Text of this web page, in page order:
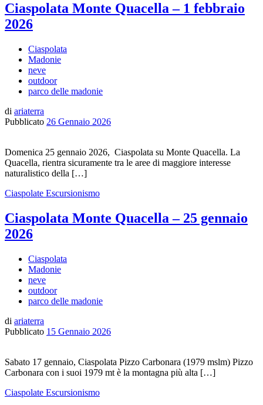
Ciaspolata Monte Quacella – 1 febbraio
2026
Ciaspolata
Madonie
neve
outdoor
parco delle madonie
di ariaterra
Pubblicato 26 Gennaio 2026
Domenica 25 gennaio 2026, Ciaspolata su Monte Quacella. La
Quacella, rientra sicuramente tra le aree di maggiore interesse
naturalistico della […]
Ciaspolate Escursionismo
Ciaspolata Monte Quacella – 25 gennaio
2026
Ciaspolata
Madonie
neve
outdoor
parco delle madonie
di ariaterra
Pubblicato 15 Gennaio 2026
Sabato 17 gennaio, Ciaspolata Pizzo Carbonara (1979 mslm) Pizzo
Carbonara con i suoi 1979 mt è la montagna più alta […]
Ciaspolate Escursionismo